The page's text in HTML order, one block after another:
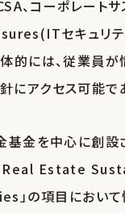
ーポレートサス
セキュリティ/
的には、従業員
にアクセス可能で
金を中心に創設
Real Estate
の項目において